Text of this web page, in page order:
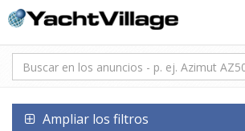
Ampliar los filtros